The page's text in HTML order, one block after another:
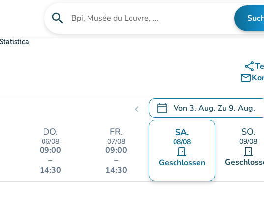
search Suche nach einer Einrichtung
share
mail_outline
chevron_left calendar_today Von3. Aug. Zu 9. Aug.
.Öffnen Sie den Kalender, um
DO.
06/08
09:00
–
14:30
FR.
07/08
09:00
–
14:30
SA.
08/08
door_front
Geschlossen
SO.
09/08
door_front